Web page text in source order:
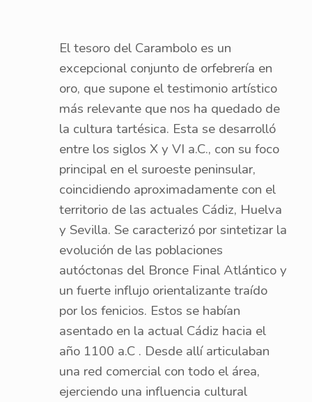
El tesoro del Carambolo es un
excepcional conjunto de orfebrería en
oro, que supone el testimonio artístico
más relevante que nos ha quedado de
la cultura tartésica. Esta se desarrolló
entre los siglos X y VI a.C., con su foco
principal en el suroeste peninsular,
coincidiendo aproximadamente con el
territorio de las actuales Cádiz, Huelva
y Sevilla. Se caracterizó por sintetizar la
evolución de las poblaciones
autóctonas del Bronce Final Atlántico y
un fuerte influjo orientalizante traído
por los fenicios. Estos se habían
asentado en la actual Cádiz hacia el
año 1100 a.C . Desde allí articulaban
una red comercial con todo el área,
ejerciendo una influencia cultural